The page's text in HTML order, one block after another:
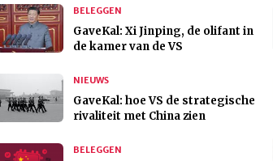
BELEGGEN
GaveKal: Xi Jinping, de olifant in
de kamer van de VS
NIEUWS
GaveKal: hoe VS de strategische
rivaliteit met China zien
BELEGGEN